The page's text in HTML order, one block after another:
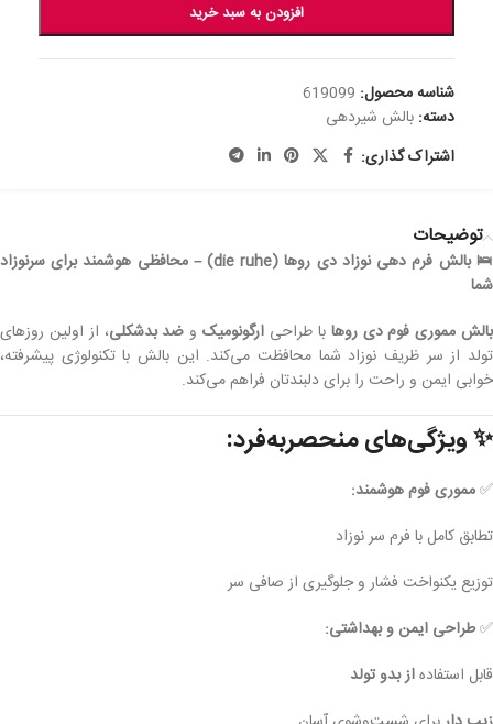
افزودن به سبد خرید
شناسه محصول: 619099
دسته: بالش شیردهی
اشتراک گذاری:
توضیحات
🛌 بالش فرم دهی نوزاد دی روها (die ruhe) – محافظی هوشمند برای سرنوزاد
شما
بالش مموری فوم دی روها با طراحی ارگونومیکو ضد بدشکلی، از اولین روزهای
تولد از سر ظریف نوزاد شما محافظت می‌کند. این بالش با تکنولوژی پیشرفته،
خوابی ایمن و راحت را برای دلبندتان فراهم می‌کند.
✨ویژگی‌های منحصربه‌فرد:
✅مموری فوم هوشمند:
تطابق کامل با فرم سر نوزاد
توزیع یکنواخت فشار و جلوگیری از صافی سر
✅طراحی ایمن و بهداشتی:
قابل استفادهاز بدو تولد